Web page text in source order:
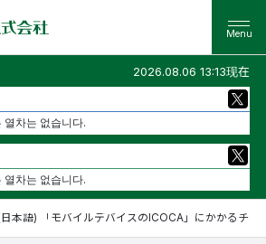
2026.08.06 13:13现在
차는 없습니다.
차는 없습니다.
日本語) 「モバイルデバイスのICOCA」にかかるチャ